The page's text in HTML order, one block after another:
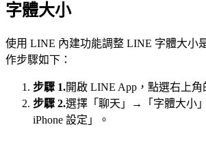
字體大小
使用 LINE 內建功能調整 LINE 字體大小
作步驟如下：
步驟 1.開啟 LINE App，點選右上角
步驟 2.選擇「聊天」→「字體大小
iPhone 設定」。